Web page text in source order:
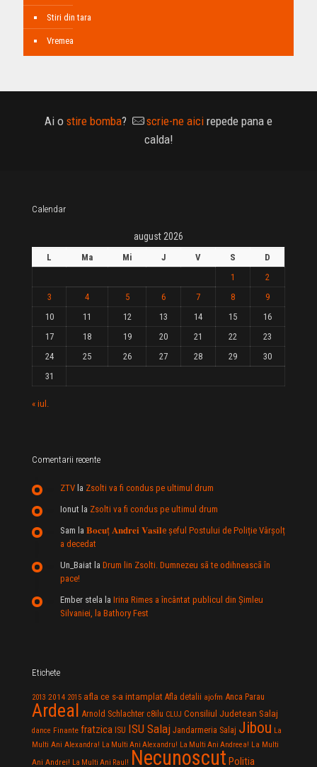
Stiri din tara
Vremea
Ai o stire bomba? scrie-ne aici repede pana e
calda!
Calendar
august 2026
L Ma Mi J V S
D
1
2
3
4 5 6 7 8
9
10
11 12 13 14 15
16
17
18 19 20 21 22
23
24
25 26 27 28 29
30
31
« iul.
Comentarii recente
ZTV la Zsolti va fi condus pe ultimul drum
Ionut la Zsolti va fi condus pe ultimul drum
Sam la 𝐁𝐨𝐜𝐮ț 𝐀𝐧𝐝𝐫𝐞𝐢 𝐕𝐚𝐬𝐢𝐥e şeful Postului de Poliție Vârșolț
a decedat
Un_Baiat la Drum lin Zsolti. Dumnezeu sã te odihneascã în
pace!
Ember stela la Irina Rimes a încântat publicul din Şimleu
Silvaniei, la Bathory Fest
Etichete
2013 2014 2015 afla ce s-a intamplat Afla detalii ajofm Anca Parau
Ardeal Arnold Schlachter c8ilu CLUJ Consiliul Judetean Salaj
dance Finante fratzica ISU ISU Salaj Jandarmeria Salaj Jibou La
Multi Ani Alexandra! La Multi Ani Alexandru! La Multi Ani Andreea! La Multi
Ani Andrei! La Multi Ani Raul! Necunoscut Politia